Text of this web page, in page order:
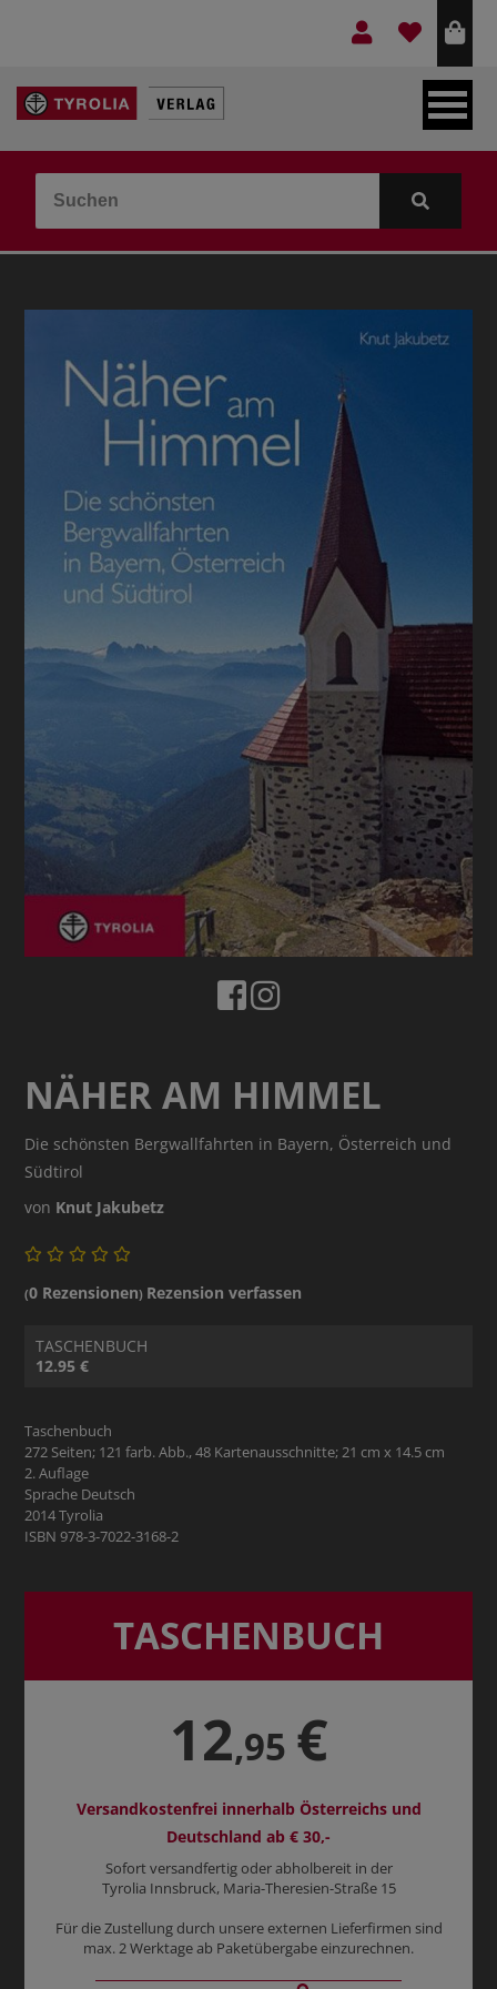
LEBEN & GLAUBE
KINDER- & JUGENDBUCH
IDEEN & BEGLEITMATERIAL
NÄHER AM HIMMEL
Die schönsten Bergwallfahrten in Bayern, Österreich und
Südtirol
von Knut Jakubetz
(0 Rezensionen) Rezension verfassen
TASCHENBUCH
12.95 €
Taschenbuch
272 Seiten; 121 farb. Abb., 48 Kartenausschnitte; 21 cm x 14.5 cm
2. Auflage
Sprache Deutsch
2014 Tyrolia
ISBN 978-3-7022-3168-2
TASCHENBUCH
12,95 €
Versandkostenfrei innerhalb Österreichs und
Deutschland ab € 30,-
Sofort versandfertig oder abholbereit in der
Tyrolia Innsbruck, Maria-Theresien-Straße 15
Für die Zustellung durch unsere externen Lieferfirmen sind
max. 2 Werktage ab Paketübergabe einzurechnen.